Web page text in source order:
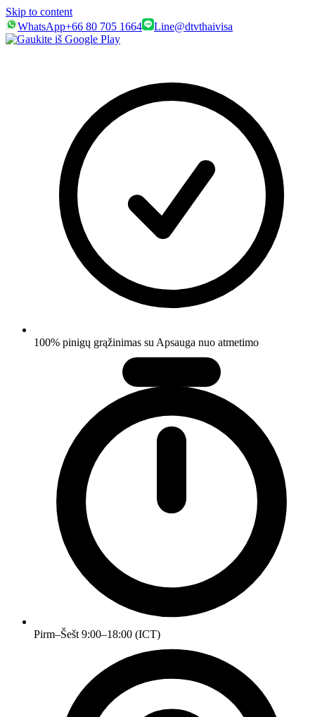
Skip to content
WhatsApp+66 80 705 1664 Line@dtvthaivisa
100% pinigų grąžinimas su Apsauga nuo atmetimo
Pirm–Šešt 9:00–18:00 (ICT)